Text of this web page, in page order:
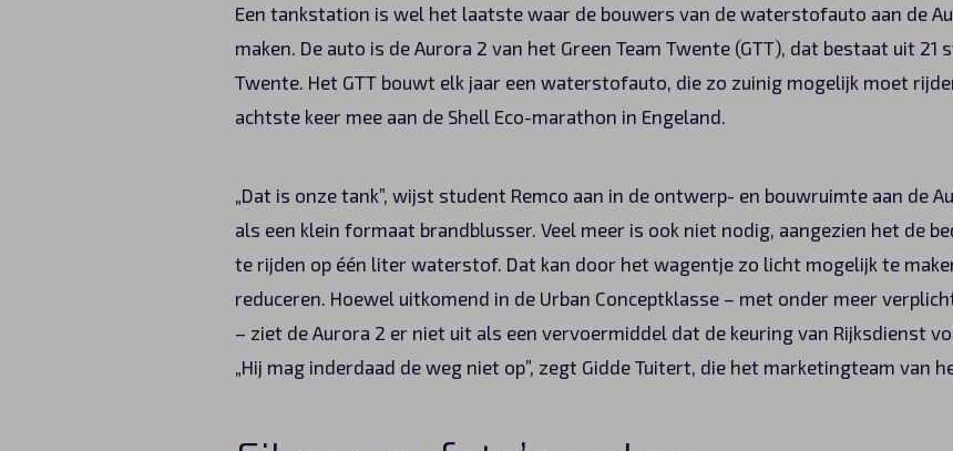
Een tankstation is wel het laatste waar de bouwers van de waterstofauto aan de
maken. De auto is de Aurora 2 van het Green Team Twente (GTT), dat bestaat uit
Twente. Het GTT bouwt elk jaar een waterstofauto, die zo zuinig mogelijk moet
achtste keer mee aan de Shell Eco-marathon in Engeland.
„Dat is onze tank”, wijst student Remco aan in de ontwerp- en bouwruimte aan de
als een klein formaat brandblusser. Veel meer is ook niet nodig, aangezien het de
te rijden op één liter waterstof. Dat kan door het wagentje zo licht mogelijk te
reduceren. Hoewel uitkomend in de Urban Conceptklasse – met onder meer
– ziet de Aurora 2 er niet uit als een vervoermiddel dat de keuring van Rijksdienst
„Hij mag inderdaad de weg niet op”, zegt Gidde Tuitert, die het marketingteam van